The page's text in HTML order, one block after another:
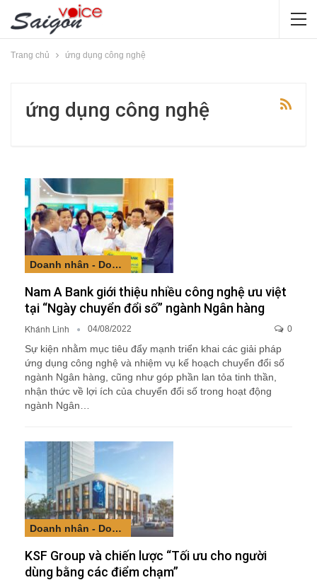
Trang chủ ứng dụng công nghệ
ứng dụng công nghệ
Doanh nhân - Doanh nghiệp
Nam A Bank giới thiệu nhiều công nghệ ưu việt
tại “Ngày chuyển đổi số” ngành Ngân hàng
Khánh Linh 04/08/2022 0
Sự kiện nhằm mục tiêu đẩy mạnh triển khai các giải pháp
ứng dụng công nghệ và nhiệm vụ kế hoạch chuyển đổi số
ngành Ngân hàng, cũng như góp phần lan tỏa tinh thần,
nhận thức về lợi ích của chuyển đổi số trong hoạt động
ngành Ngân…
Doanh nhân - Doanh nghiệp
KSF Group và chiến lược “Tối ưu cho người
dùng bằng các điểm chạm”